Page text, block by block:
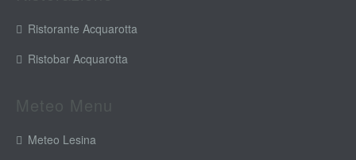
Ristorante Acquarotta
Ristobar Acquarotta
Meteo Lesina